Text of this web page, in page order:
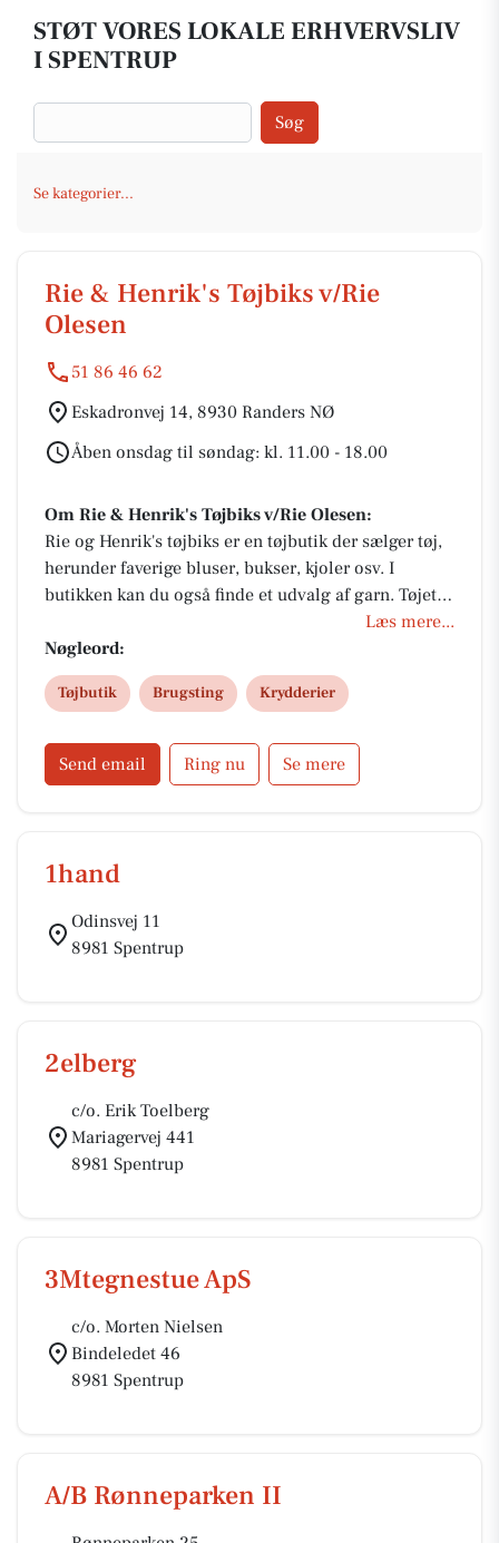
STØT VORES LOKALE ERHVERVSLIV
I SPENTRUP
Søg
Se kategorier...
Rie & Henrik's Tøjbiks v/Rie
Olesen
51 86 46 62
Eskadronvej 14, 8930 Randers NØ
Åben onsdag til søndag: kl. 11.00 - 18.00
Om Rie & Henrik's Tøjbiks v/Rie Olesen:
Rie og Henrik's tøjbiks er en tøjbutik der sælger tøj,
herunder faverige bluser, bukser, kjoler osv. I
butikken kan du også finde et udvalg af garn. Tøjet
Læs mere...
Nøgleord:
Tøjbutik Brugsting Krydderier
Send email Ring nu Se mere
1hand
Odinsvej 11
8981 Spentrup
2elberg
c/o. Erik Toelberg
Mariagervej 441
8981 Spentrup
3Mtegnestue ApS
c/o. Morten Nielsen
Bindeledet 46
8981 Spentrup
A/B Rønneparken II